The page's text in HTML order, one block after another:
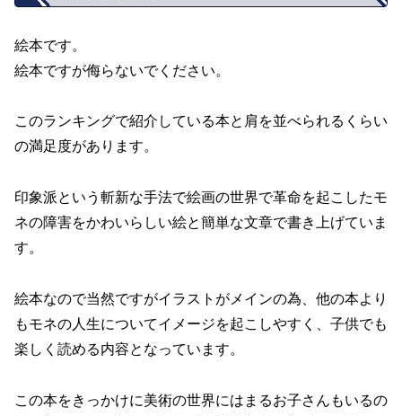
絵本です。
絵本ですが侮らないでください。
このランキングで紹介している本と肩を並べられるくらい
の満足度があります。
印象派という斬新な手法で絵画の世界で革命を起こしたモ
ネの障害をかわいらしい絵と簡単な文章で書き上げていま
す。
絵本なので当然ですがイラストがメインの為、他の本より
もモネの人生についてイメージを起こしやすく、子供でも
楽しく読める内容となっています。
この本をきっかけに美術の世界にはまるお子さんもいるの